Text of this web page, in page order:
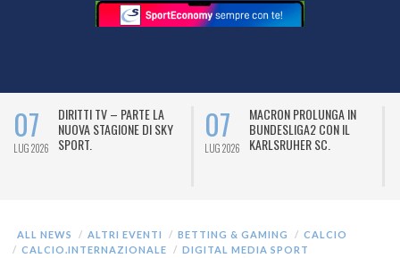
07
LUG 2026
DIRITTI TV – PARTE LA
NUOVA STAGIONE DI SKY
SPORT.
07
LUG 2026
MACRON PROLUNGA IN
BUNDESLIGA2 CON IL
KARLSRUHER SC.
ALL NEWS ALTRI EVENTI BETTING & GAMING
CALCIO
CALCIO.INTERNAZIONALE
DIGITAL MEDIA SPORT